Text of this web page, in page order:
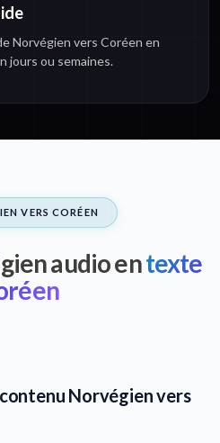
Norvégien vers Coréen en
jours ou semaines.
VERS CORÉEN
audio entexte
Norvégien vers